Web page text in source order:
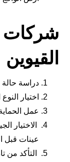
شركات
القيوين
دراسة حالة
اختيار
عمل
الاختيار
عينات قبل
التأكد من